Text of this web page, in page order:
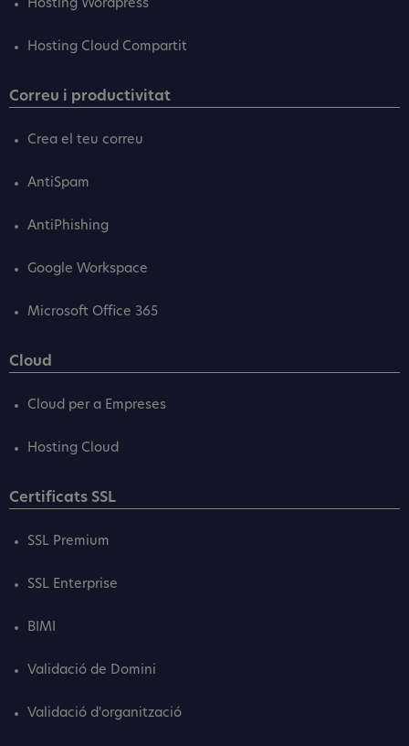
Hosting Wordpress
Hosting Cloud Compartit
Correu i productivitat
Crea el teu correu
AntiSpam
AntiPhishing
Google Workspace
Microsoft Office 365
Cloud
Cloud per a Empreses
Hosting Cloud
Certificats SSL
SSL Premium
SSL Enterprise
BIMI
Validació de Domini
Validació d'organització